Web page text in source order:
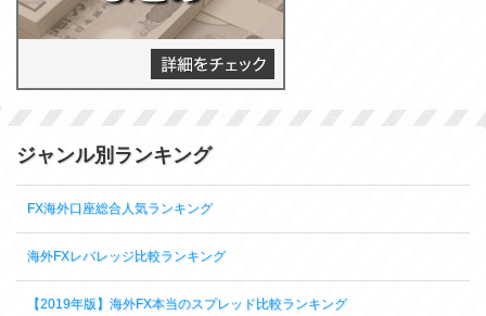
ジャンル別ランキング
FX海外口座総合人気ランキング
海外FXレバレッジ比較ランキング
【2019年版】海外FX本当のスプレッド比較ランキング